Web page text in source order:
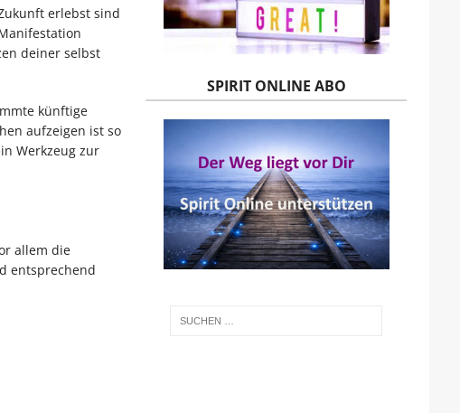
erlebst sind
deiner selbst
künftige
aufzeigen ist so
Werkzeug zur
allem die
entsprechend
SPIRIT ONLINE ABO